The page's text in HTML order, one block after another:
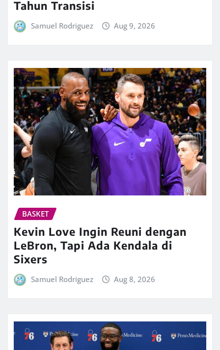
Tahun Transisi
Samuel Rodriguez Aug 9, 2026
BASKET
Kevin Love Ingin Reuni dengan
LeBron, Tapi Ada Kendala di
Sixers
Samuel Rodriguez Aug 8, 2026